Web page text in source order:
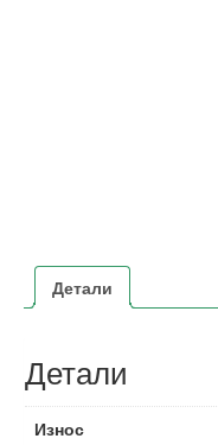
Детали
Детали
Износ